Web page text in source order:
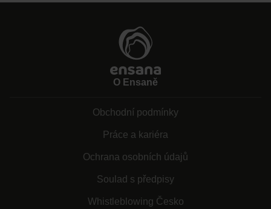
O Ensaně
Obchodní podmínky
Práce a kariéra
Ochrana osobních údajů
Soulad s předpisy
Whistleblowing Česko